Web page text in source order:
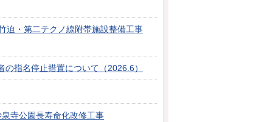
迫・第二テクノ線附帯施設整備工事
指名停止措置について（2026.6）
寺公園長寿命化改修工事